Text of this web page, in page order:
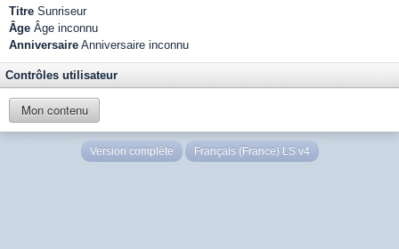
Titre Sunriseur
Âge Âge inconnu
Anniversaire Anniversaire inconnu
Contrôles utilisateur
Mon contenu
Version complète Français (France) LS v4